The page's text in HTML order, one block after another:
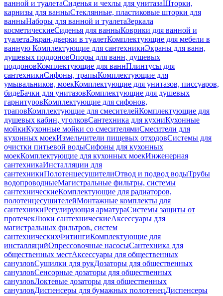
ванной и туалетаСиденья и чехлы для унитазаШторки,
карнизы для ванныСтеклянные, пластиковые шторки для
ванныНаборы для ванной и туалетаЗеркала
косметическиеСиденья для ванныКоврики для ванной и
туалетаЭкран-дверки в туалетКомплектующие для мебели в
ванную Комплектующие для сантехникиЭкраны для ванн,
душевых поддоновОпоры для ванн, душевых
поддоновКомплектующие для ваннПлинтусы для
сантехникиСифоны, трапыКомплектующие для
умывальников, моекКомплектующие для унитазов, писсуаров,
бидеБачки для унитазовКомплектующие для душевых
гарнитуровКомплектующие для сифонов,
траповКомплектующие для смесителейКомплектующие для
душевых кабин, уголковСантехника для кухниКухонные
мойкиКухонные мойки со смесителямиСмесители для
кухонных моекИзмельчители пищевых отходовСистемы для
очистки питьевой водыСифоны для кухонных
моекКомплектующие для кухонных моекИнженерная
сантехникаИнсталляции для
сантехникиПолотенцесушителиОтвод и подвод водыТрубы
водопроводныеМагистральные фильтры, системы
сантехническиеКомплектующие для радиаторов,
полотенцесушителейМонтажные комплекты для
сантехникиРегулирующая арматураСистемы защиты от
протечекЛюки сантехническиеАксессуары для
магистральных фильтров, систем
сантехническихФитингиКомплектующие для
инсталляцийОпрессовочные насосыСантехника для
общественных местАксессуары для общественных
санузловСушилки для рукДозаторы для общественных
санузловСенсорные дозаторы для общественных
санузловЛоктевые дозаторы для общественных
санузловДиспенсеры для бумажных полотенецДиспенсеры